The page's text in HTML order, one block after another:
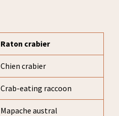
Raton crabier
Chien crabier
Crab-eating raccoon
Mapache austral